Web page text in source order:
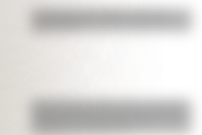
San Clemente del Tuyú: conocé la
visitadas de Argentina